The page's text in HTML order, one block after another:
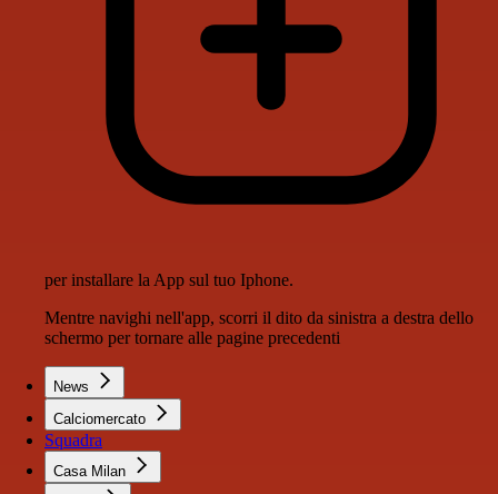
per installare la App sul tuo Iphone.
Mentre navighi nell'app, scorri il dito da sinistra a destra dello
schermo per tornare alle pagine precedenti
News
Calciomercato
Squadra
Casa Milan